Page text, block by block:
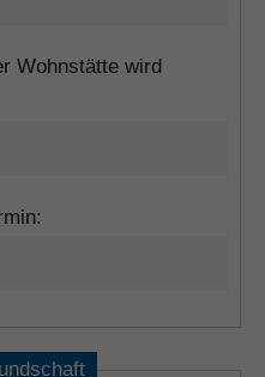
Wohnstätte wird